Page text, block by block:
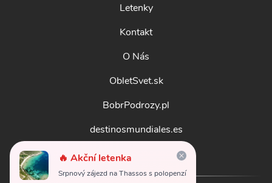
🔥 Akční letenka
Srpnový zájezd na Thassos s polopenzí
Letenky
Kontakt
O Nás
ObletSvet.sk
BobrPodrozy.pl
destinosmundiales.es
guidadestinazioni.it